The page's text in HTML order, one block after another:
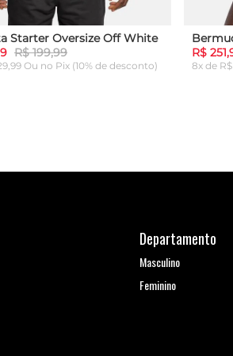
Starter Oversize Off White
R$ 199,99
Ou no Pix (10% de desconto)
R$
8x de
Departamento
Masculino
Feminino